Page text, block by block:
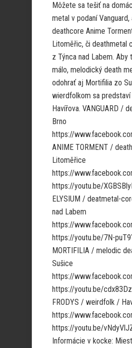
Môžete sa tešiť na
metal v podaní Vanguard,
deathcore Anime
Litoměřic, či deathmetal
z Týnca nad Labem. Aby
málo, melodický death
odohrať aj Mortifilia zo
wierdfolkom sa
Havířova. VANGUARD /
Brno
https://
ANIME TORMENT /
Litoměřice
https://
https://youtu.be/
ELYSIUM / deatmetal-
nad Labem
https://
https://youtu.be/7N-
MORTIFILIA / melodic
Sušice
https://
https://youtu.be/
FRODYS / weirdfolk /
https://
https://youtu.be/
Informácie v kocke: